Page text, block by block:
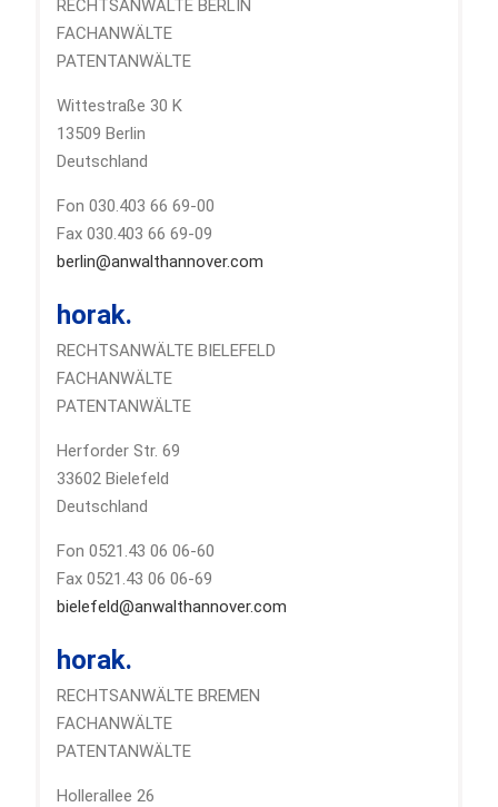
RECHTSANWÄLTE BERLIN
FACHANWÄLTE
PATENTANWÄLTE
Wittestraße 30 K
13509 Berlin
Deutschland
Fon 030.403 66 69-00
Fax 030.403 66 69-09
berlin@anwalthannover.com
horak.
RECHTSANWÄLTE BIELEFELD
FACHANWÄLTE
PATENTANWÄLTE
Herforder Str. 69
33602 Bielefeld
Deutschland
Fon 0521.43 06 06-60
Fax 0521.43 06 06-69
bielefeld@anwalthannover.com
horak.
RECHTSANWÄLTE BREMEN
FACHANWÄLTE
PATENTANWÄLTE
Hollerallee 26